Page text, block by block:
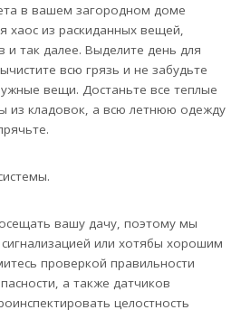
в вашем загородном доме
хаос из раскиданных вещей,
и так далее. Выделите день для
всю грязь и не забудьте
вещи. Достаньте все теплые
из кладовок, а всю летнюю одежду
вашу дачу, поэтому мы
или хотябы хорошим
проверкой правильности
а также датчиков
целостность